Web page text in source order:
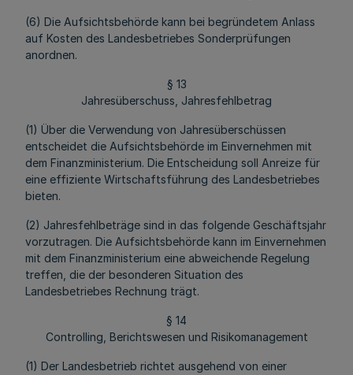
(6) Die Aufsichtsbehörde kann bei begründetem Anlass
auf Kosten des Landesbetriebes Sonderprüfungen
anordnen.
§ 13
Jahresüberschuss, Jahresfehlbetrag
(1) Über die Verwendung von Jahresüberschüssen
entscheidet die Aufsichtsbehörde im Einvernehmen mit
dem Finanzministerium. Die Entscheidung soll Anreize für
eine effiziente Wirtschaftsführung des Landesbetriebes
bieten.
(2) Jahresfehlbeträge sind in das folgende Geschäftsjahr
vorzutragen. Die Aufsichtsbehörde kann im Einvernehmen
mit dem Finanzministerium eine abweichende Regelung
treffen, die der besonderen Situation des
Landesbetriebes Rechnung trägt.
§ 14
Controlling, Berichtswesen und Risikomanagement
(1) Der Landesbetrieb richtet ausgehend von einer